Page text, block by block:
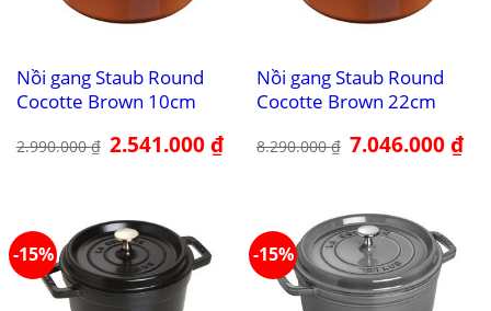
Nồi gang Staub Round
Cocotte Brown 10cm
2.990.000₫ Giá
gốc
2.541.000₫Giá
hiện
Nồi gang Staub Round
Cocotte Brown 22cm
8.290.000₫ Giá
gốc
7.046.000₫Giá
-15% -15%